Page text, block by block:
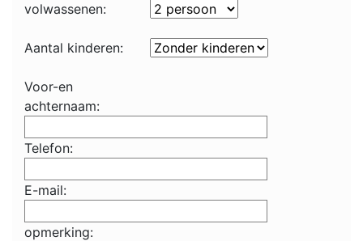
volwassenen:
Aantal kinderen:
Voor-en
achternaam:
Telefon:
E-mail:
opmerking: